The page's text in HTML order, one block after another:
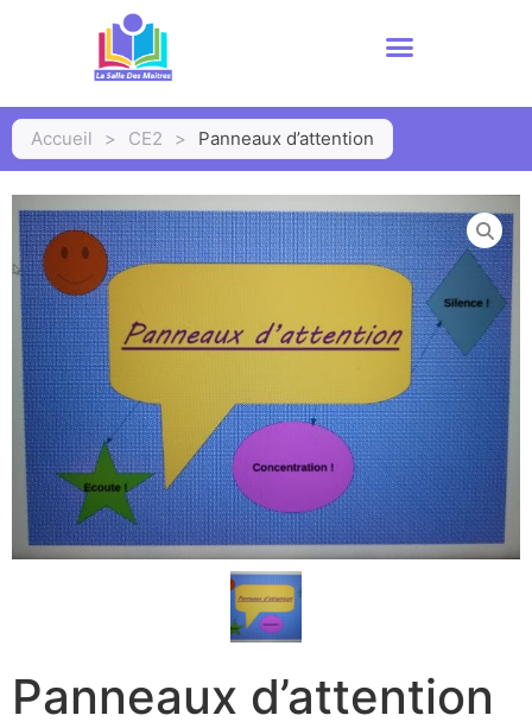
Accueil > CE2 > Panneaux d’attention
Panneaux d’attention